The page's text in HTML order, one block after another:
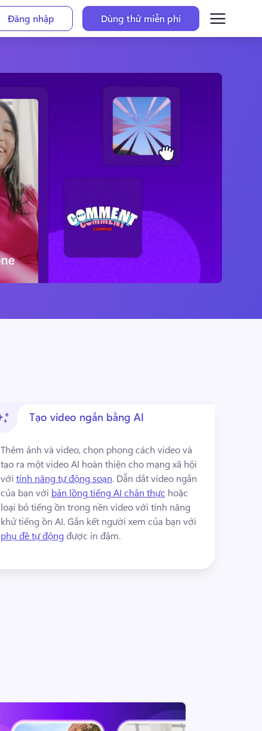
Đăng nhập Dùng thử miễn phí
Tạo video ngắn bằng AI
Thêm ảnh và video, chọn phong cách video và
tạo ra một video AI hoàn thiện cho mạng xã hội
với tính năng tự động soạn. Dẫn dắt video ngắn
của bạn với bản lồng tiếng AI chân thực hoặc
loại bỏ tiếng ồn trong nền video với tính năng
khử tiếng ồn AI. Gắn kết người xem của bạn với
phụ đề tự động được in đậm.